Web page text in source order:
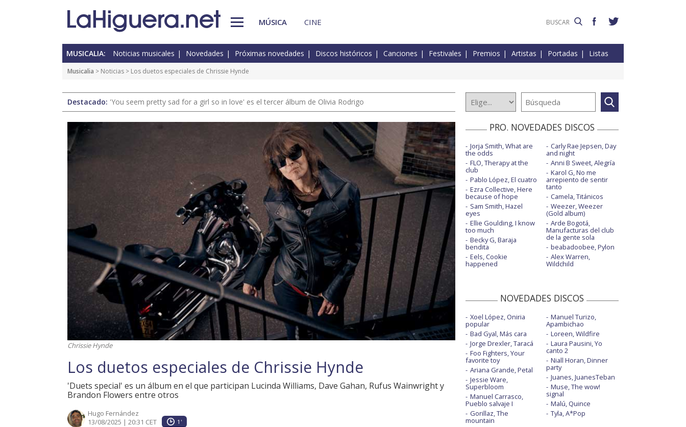
MÚSICA CINE
MUSICALIA: Noticias musicales Novedades Próximas novedades Discos históricos Canciones Festivales Premios Artistas Portadas Listas
Musicalia > Noticias > Los duetos especiales de Chrissie Hynde
Destacado: 'You seem pretty sad for a girl so in love' es el tercer álbum de Olivia Rodrigo
Chrissie Hynde
Los duetos especiales de Chrissie Hynde
'Duets special' es un álbum en el que participan Lucinda Williams, Dave Gahan, Rufus Wainwright y
Brandon Flowers entre otros
Hugo Fernández
13/08/2025 | 20:31 CET
1'
PRO. NOVEDADES DISCOS
Jorja Smith, What are
the odds
FLO, Therapy at the
club
Pablo López, El cuatro
Ezra Collective, Here
because of hope
Sam Smith, Hazel
eyes
Ellie Goulding, I know
too much
Becky G, Baraja
bendita
Eels, Cookie
happened
Carly Rae Jepsen, Day
and night
Anni B Sweet, Alegría
Karol G, No me
arrepiento de sentir
tanto
Camela, Titánicos
Weezer, Weezer
(Gold album)
Arde Bogotá,
Manufacturas del club
de la gente sola
beabadoobee, Pylon
Alex Warren,
Wildchild
NOVEDADES DISCOS
Xoel López, Oniria
popular
Bad Gyal, Más cara
Jorge Drexler, Taracá
Foo Fighters, Your
favorite toy
Ariana Grande, Petal
Jessie Ware,
Superbloom
Manuel Carrasco,
Pueblo salvaje I
Gorillaz, The
mountain
Manuel Turizo,
Apambichao
Loreen, Wildfire
Laura Pausini, Yo
canto 2
Niall Horan, Dinner
party
Juanes, JuanesTeban
Muse, The wow!
signal
Malú, Quince
Tyla, A*Pop